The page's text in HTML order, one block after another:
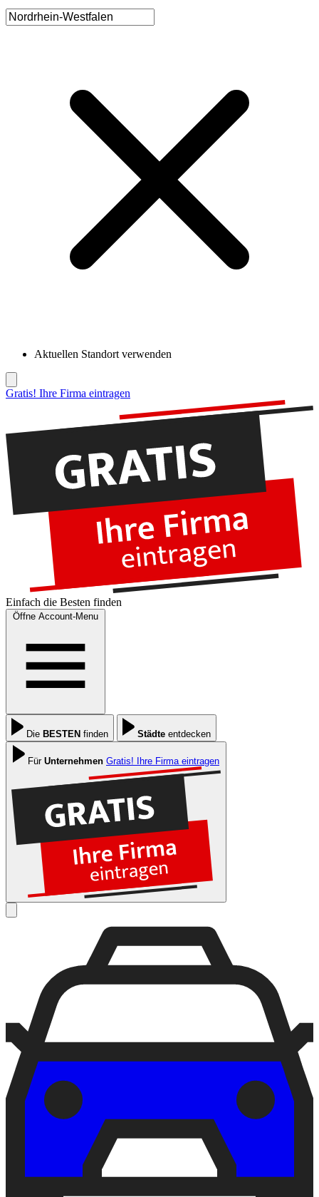
Aktuellen Standort verwenden
Gratis! Ihre Firma eintragen
Einfach die Besten finden
Öffne Account-Menu
Die BESTEN finden Städte entdecken
Für Unternehmen Gratis! Ihre Firma eintragen